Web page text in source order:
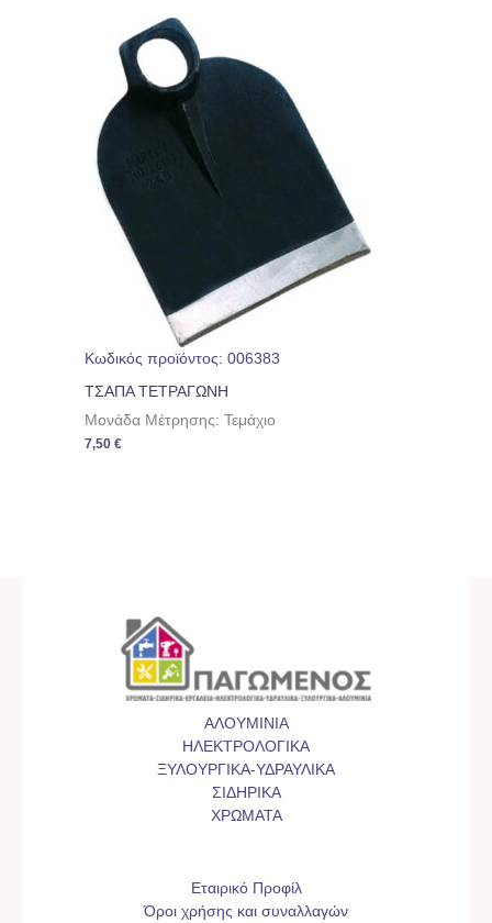
Κωδικός προϊόντος: 006383
ΤΣΑΠΑ ΤΕΤΡΑΓΩΝΗ
Μονάδα Μέτρησης: Τεμάχιο
7,50€
ΑΛΟΥΜΙΝΙΑ
ΗΛΕΚΤΡΟΛΟΓΙΚΑ
ΞΥΛΟΥΡΓΙΚΑ-ΥΔΡΑΥΛΙΚΑ
ΣΙΔΗΡΙΚΑ
ΧΡΩΜΑΤΑ
Εταιρικό Προφίλ
Όροι χρήσης και συναλλαγών